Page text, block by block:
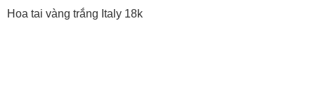
Hoa tai vàng trắng Italy 18k